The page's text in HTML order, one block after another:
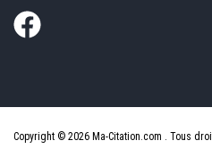
Copyright © 2026 Ma-Citation.com . Tous